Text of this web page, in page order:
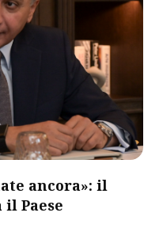
ancora»: il
Paese